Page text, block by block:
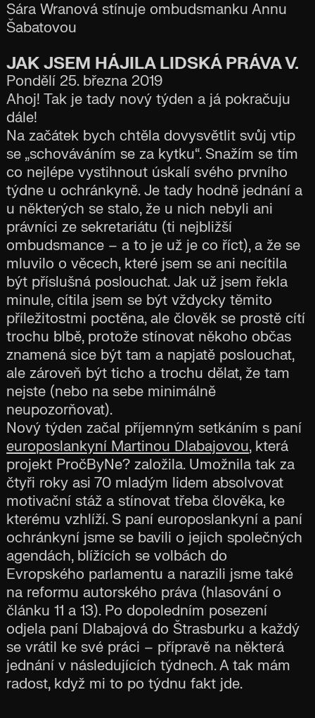
Sára Wranová stínuje ombudsmanku Annu
Šabatovou
JAK JSEM HÁJILA LIDSKÁ PRÁVA V.
Pondělí 25. března 2019
Ahoj! Tak je tady nový týden a já pokračuju
dále!
Na začátek bych chtěla dovysvětlit svůj vtip
se „schováváním se za kytku“. Snažím se tím
co nejlépe vystihnout úskalí svého prvního
týdne u ochránkyně. Je tady hodně jednání a
u některých se stalo, že u nich nebyli ani
právníci ze sekretariátu (ti nejbližší
ombudsmance – a to je už je co říct), a že se
mluvilo o věcech, které jsem se ani necítila
být příslušná poslouchat. Jak už jsem řekla
minule, cítila jsem se být vždycky těmito
příležitostmi poctěna, ale člověk se prostě cítí
trochu blbě, protože stínovat někoho občas
znamená sice být tam a napjatě poslouchat,
ale zároveň být ticho a trochu dělat, že tam
nejste (nebo na sebe minimálně
neupozorňovat).
Nový týden začal příjemným setkáním s paní
europoslankyní Martinou Dlabajovou, která
projekt PročByNe? založila. Umožnila tak za
čtyři roky asi 70 mladým lidem absolvovat
motivační stáž a stínovat třeba člověka, ke
kterému vzhlíží. S paní europoslankyní a paní
ochránkyní jsme se bavili o jejich společných
agendách, blížících se volbách do
Evropského parlamentu a narazili jsme také
na reformu autorského práva (hlasování o
článku 11 a 13). Po dopoledním posezení
odjela paní Dlabajová do Štrasburku a každý
se vrátil ke své práci – přípravě na některá
jednání v následujících týdnech. A tak mám
radost, když mi to po týdnu fakt jde.